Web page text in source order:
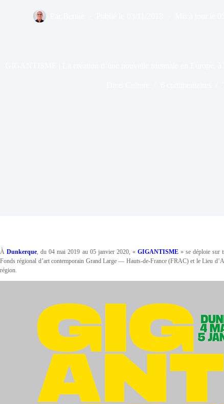
ÀDunkerque, du 04 mai 2019 au 05 janvier 2020, «GIGANTISME » se déploie sur
Fonds régional d’art contemporain Grand Large — Hauts-de-France (FRAC) et le Lieu
région.